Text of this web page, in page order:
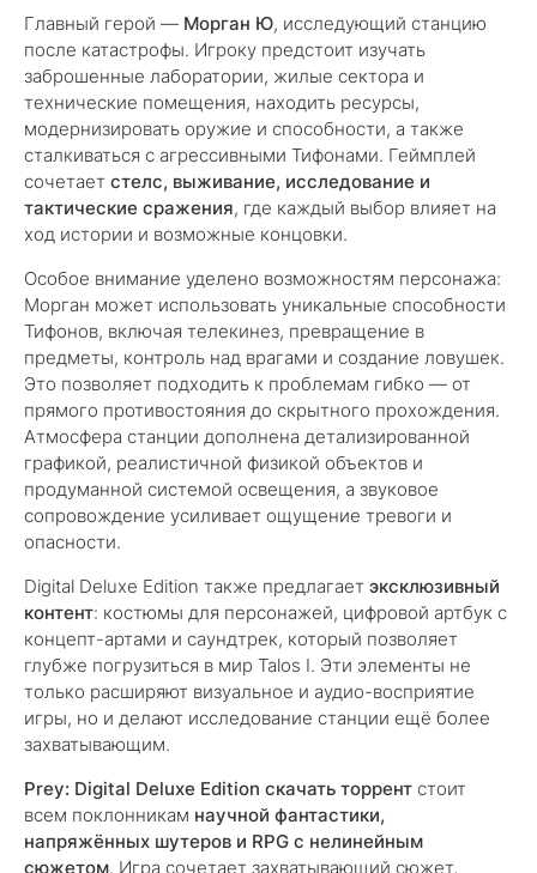
Главный герой — Морган Ю, исследующий станцию
после катастрофы. Игроку предстоит изучать
заброшенные лаборатории, жилые сектора и
технические помещения, находить ресурсы,
модернизировать оружие и способности, а также
сталкиваться с агрессивными Тифонами. Геймплей
сочетает стелс, выживание, исследование и
тактические сражения, где каждый выбор влияет на
ход истории и возможные концовки.
Особое внимание уделено возможностям персонажа:
Морган может использовать уникальные способности
Тифонов, включая телекинез, превращение в
предметы, контроль над врагами и создание ловушек.
Это позволяет подходить к проблемам гибко — от
прямого противостояния до скрытного прохождения.
Атмосфера станции дополнена детализированной
графикой, реалистичной физикой объектов и
продуманной системой освещения, а звуковое
сопровождение усиливает ощущение тревоги и
опасности.
Digital Deluxe Edition также предлагает эксклюзивный
контент: костюмы для персонажей, цифровой артбук с
концепт-артами и саундтрек, который позволяет
глубже погрузиться в мир Talos I. Эти элементы не
только расширяют визуальное и аудио-восприятие
игры, но и делают исследование станции ещё более
захватывающим.
Prey: Digital Deluxe Edition скачать торрент стоит
всем поклонникам научной фантастики,
напряжённых шутеров и RPG с нелинейным
сюжетом. Игра сочетает захватывающий сюжет,